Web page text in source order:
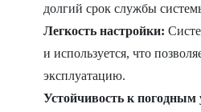
долгий срок службы
Легкость настройки:
и используется, что
эксплуатацию.
Устойчивость к погодным